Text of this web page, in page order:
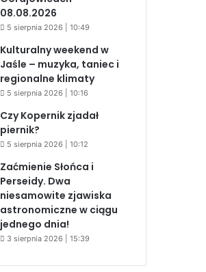
08.08.2026
5 sierpnia 2026 | 10:49
Kulturalny weekend w
Jaśle – muzyka, taniec i
regionalne klimaty
5 sierpnia 2026 | 10:16
Czy Kopernik zjadał
piernik?
5 sierpnia 2026 | 10:12
Zaćmienie Słońca i
Perseidy. Dwa
niesamowite zjawiska
astronomiczne w ciągu
jednego dnia!
3 sierpnia 2026 | 15:39